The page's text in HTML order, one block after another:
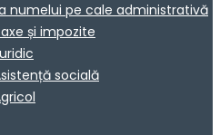
numelui pe cale administrativă
și impozite
socială